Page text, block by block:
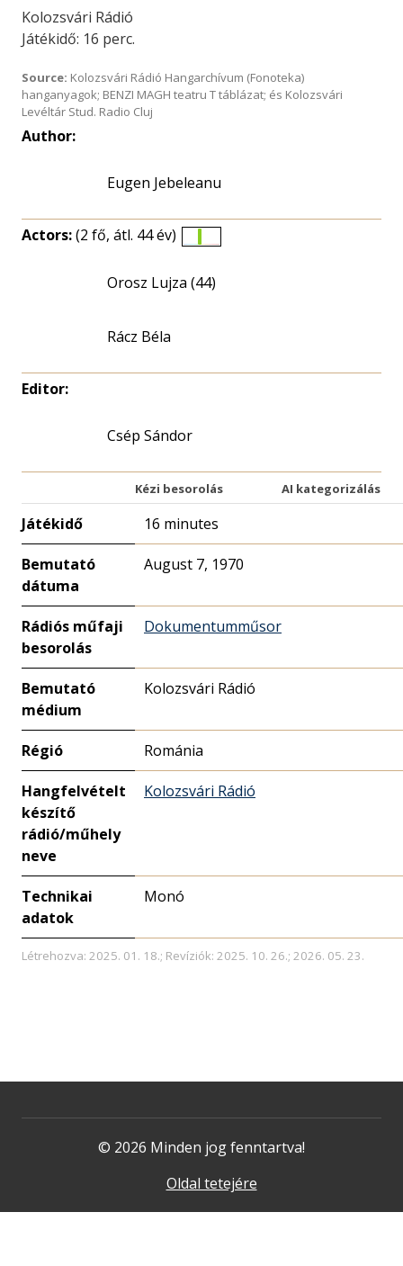
Kolozsvári Rádió
Játékidő: 16 perc.
Source: Kolozsvári Rádió Hangarchívum (Fonoteka)
hanganyagok; BENZI MAGH teatru T táblázat; és Kolozsvári
Levéltár Stud. Radio Cluj
Author:
Eugen Jebeleanu
Actors:(2 fő, átl. 44 év)
eloszlás
nagyítása
Orosz Lujza (44)
Rácz Béla
Editor:
Csép Sándor
Kézi besorolás AI kategorizálás
Játékidő 16 minutes
Bemutató
dátuma
August 7, 1970
Rádiós műfaji
besorolás
Dokumentumműsor
Bemutató
médium
Kolozsvári Rádió
Régió Románia
Hangfelvételt
készítő
rádió/műhely
neve
Kolozsvári Rádió
Technikai
adatok
Monó
Létrehozva: 2025. 01. 18.; Revíziók: 2025. 10. 26.; 2026. 05. 23.
© 2026 Minden jog fenntartva!
Oldal tetejére